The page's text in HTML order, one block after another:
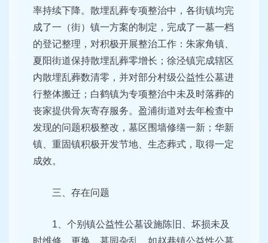
率持续下降。散埋乱葬专项整治中，各街镇均完
成了一（街）镇一方案的制定，完成了一墓一档
的登记整理，对积极开展整治工作：朱家角镇、
夏阳街道保持散埋乱葬零增长；徐泾镇完成辖区
内散埋乱葬数清零，并对部分村级公益性公墓进
行整体搬迁；白鹤镇为专项整治中未及时落葬的
丧家提供骨灰寄存服务。盈浦街道对去年检查中
发现的问题积极整改，墓区围墙修缮一新；华新
镇、重固镇积极开发节地、生态葬式，取得一定
成效。
三、存在问题
1、个别镇公益性公墓设施陈旧、坏损未及